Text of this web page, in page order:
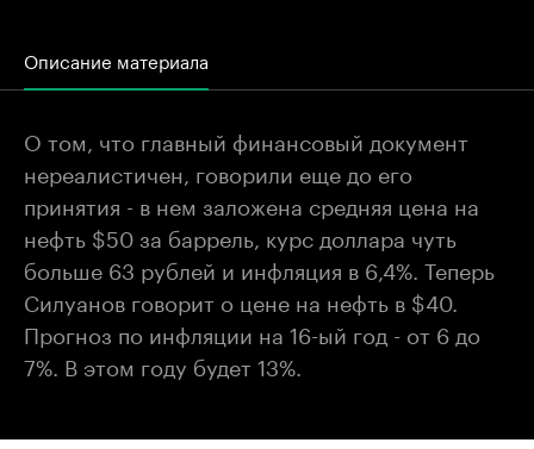
Описание материала
О том, что главный финансовый документ
нереалистичен, говорили еще до его
принятия - в нем заложена средняя цена на
нефть $50 за баррель, курс доллара чуть
больше 63 рублей и инфляция в 6,4%. Теперь
Силуанов говорит о цене на нефть в $40.
Прогноз по инфляции на 16-ый год - от 6 до
7%. В этом году будет 13%.